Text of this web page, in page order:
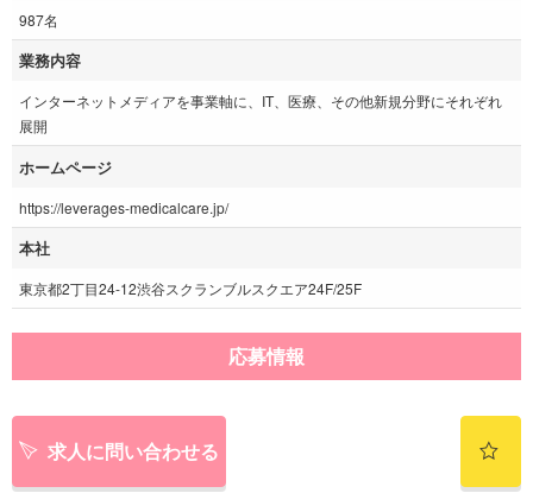
987名
業務内容
インターネットメディアを事業軸に、IT、医療、その他新規分野にそれぞれ
展開
ホームページ
https://leverages-medicalcare.jp/
本社
東京都2丁目24-12渋谷スクランブルスクエア24F/25F
応募情報
求人に問い合わせる